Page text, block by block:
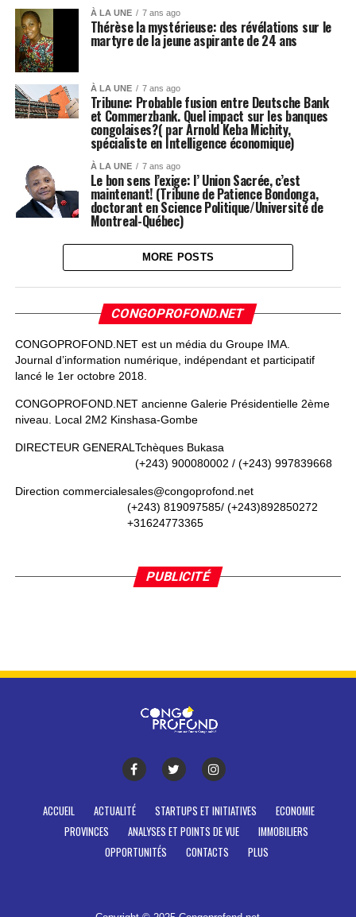
À LA UNE 7 ans ago
Thérèse la mystérieuse: des révélations sur le
martyre de la jeune aspirante de 24 ans
À LA UNE 7 ans ago
Tribune: Probable fusion entre Deutsche Bank
et Commerzbank. Quel impact sur les banques
congolaises?( par Arnold Keba Michity,
spécialiste en Intelligence économique)
À LA UNE 7 ans ago
Le bon sens l’exige: l’ Union Sacrée, c’est
maintenant! (Tribune de Patience Bondonga,
doctorant en Science Politique/Université de
Montreal-Québec)
MORE POSTS
CONGOPROFOND.NET
CONGOPROFOND.NET est un média du Groupe IMA.
Journal d’information numérique, indépendant et participatif
lancé le 1er octobre 2018.
CONGOPROFOND.NET ancienne Galerie Présidentielle 2ème
niveau. Local 2M2 Kinshasa-Gombe
DIRECTEUR GENERAL Tchèques Bukasa
(+243) 900080002 / (+243) 997839668
Direction commercialesales@congoprofond.net
(+243) 819097585/ (+243)892850272
+31624773365
PUBLICITÉ
ACCUEIL ACTUALITÉ STARTUPS ET INITIATIVES
ECONOMIE
PROVINCES
ANALYSES ET POINTS DE VUE
IMMOBILIERS
OPPORTUNITÉS
CONTACTS PLUS